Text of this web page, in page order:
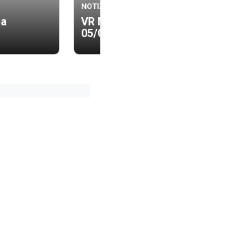
NOTIZIE
VR News Edizione 23.30
05/08/2026